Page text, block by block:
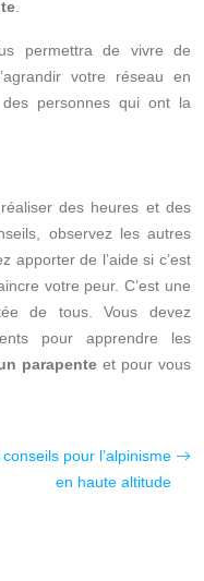
permettra de vivre de
votre réseau en
personnes qui ont la
des heures et des
observez les autres
apporter de l’aide si c’est
votre peur. C’est une
de tous. Vous devez
pour apprendre les
parapente et pour vous
conseils pour l’alpinisme
en haute altitude